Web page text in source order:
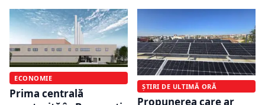
ECONOMIE
Prima centrală
ȘTIRI DE ULTIMĂ ORĂ
Propunerea care ar